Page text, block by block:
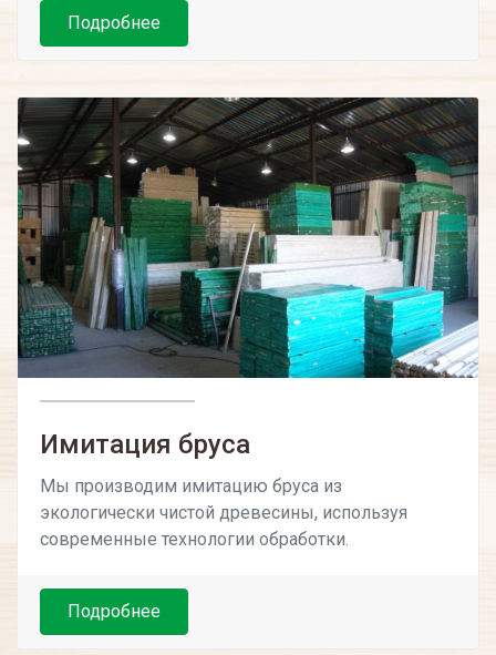
Подробнее
Имитация бруса
Мы производим имитацию бруса из
экологически чистой древесины, используя
современные технологии обработки.
Подробнее